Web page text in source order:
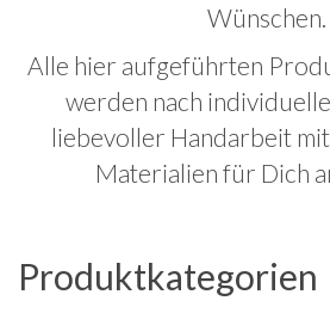
Wünschen.
Alle hier aufgeführten
werden nach
liebevoller Handarbeit
Materialien für Dich
Produktkategorien